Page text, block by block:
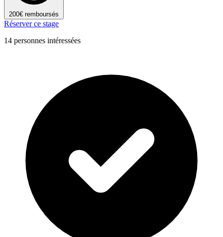
200€ remboursés
Réserver ce stage
14 personnes intéressées